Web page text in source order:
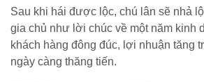
Sau khi hái được lộc, chú lân sẽ nhả
gia chủ như lời chúc về một năm kinh
khách hàng đông đúc, lợi nhuận tăng
ngày càng thăng tiến.